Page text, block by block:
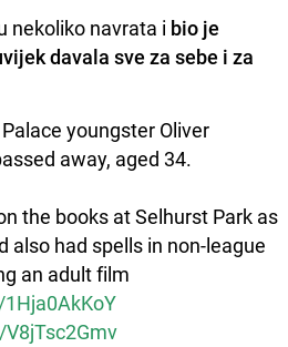
nekoliko navrata i bio je
davala sve za sebe i za
youngster Oliver
away, aged 34.
the books at Selhurst Park as
also had spells in non-league
an adult film